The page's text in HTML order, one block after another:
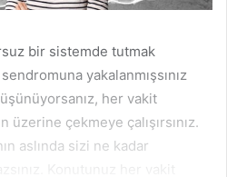
bir sistemde tutmak
yakalanmışsınız
her vakit
üzerine çekmeye çalışırsınız.
aslında sizi ne kadar